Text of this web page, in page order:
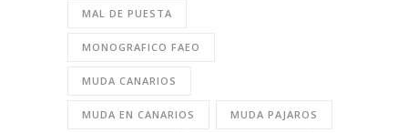
MAL DE PUESTA
MONOGRAFICO FAEO
MUDA CANARIOS
MUDA EN CANARIOS MUDA PAJAROS